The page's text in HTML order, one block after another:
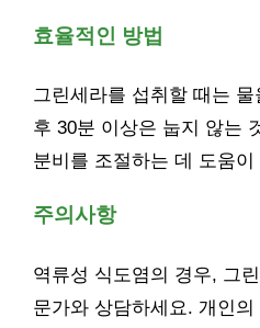
효율적인 방법
그린세라를 섭취할 때는
후 30분 이상은 눕지 않는
분비를 조절하는 데 도움이
주의사항
역류성 식도염의 경우, 그
문가와 상담하세요. 개인